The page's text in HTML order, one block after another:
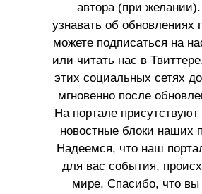
автора (при
узнавать об обновлениях
можете подписаться на
или читать нас в
этих социальных сетях
мгновенно после
На портале
новостные блоки наших
Надеемся, что наш
для вас события,
мире. Спасибо, что